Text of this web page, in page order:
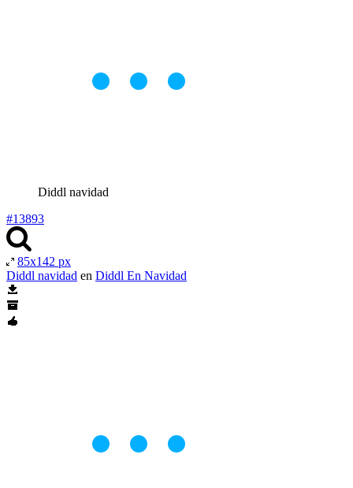
Diddl navidad
#13893
85x142 px
Diddl navidad en Diddl En Navidad